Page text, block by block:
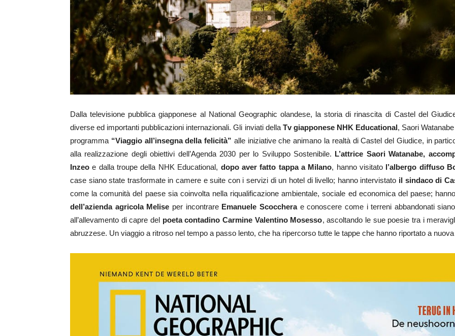
Dalla televisione pubblica giapponese al National Geographic olandese, la storia di rinascita di Castel del
diverse ed importanti pubblicazioni internazionali. Gli inviati della Tv giapponese NHK Educational, Saori
programma “Viaggio all’insegna della felicità” alle iniziative che animano la realtà di Castel del Giudice, in
alla realizzazione degli obiettivi dell’Agenda 2030 per lo Sviluppo Sostenibile. L’attrice Saori Watanabe,
Inzeo e dalla troupe della NHK Educational, dopo aver fatto tappa a Milano, hanno visitato l’albergo diffuso
case siano state trasformate in camere e suite con i servizi di un hotel di livello; hanno intervistato il sindaco di
come la comunità del paese sia coinvolta nella riqualificazione ambientale, sociale ed economica del paese;
dell’azienda agricola Melise per incontrareEmanuele Scocchera e conoscere come i terreni abbandonati
all’allevamento di capre del poeta contadino Carmine Valentino Mosesso, ascoltando le sue poesie tra i
abruzzese. Un viaggio a ritroso nel tempo a passo lento, che ha ripercorso tutte le tappe che hanno riportato a